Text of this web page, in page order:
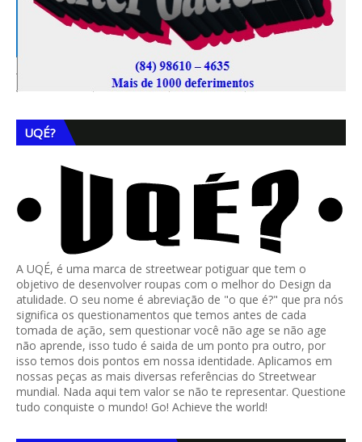
UQÉ?
A UQÉ, é uma marca de streetwear potiguar que tem o
objetivo de desenvolver roupas com o melhor do Design da
atulidade. O seu nome é abreviação de "o que é?" que pra nós
significa os questionamentos que temos antes de cada
tomada de ação, sem questionar você não age se não age
não aprende, isso tudo é saida de um ponto pra outro, por
isso temos dois pontos em nossa identidade. Aplicamos em
nossas peças as mais diversas referências do Streetwear
mundial. Nada aqui tem valor se não te representar. Questione
tudo conquiste o mundo! Go! Achieve the world!